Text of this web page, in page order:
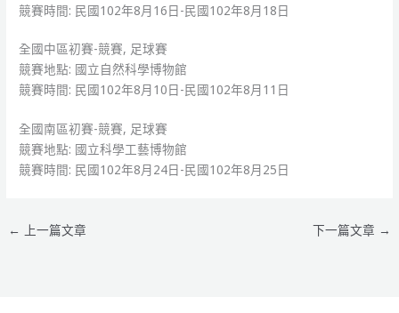
競賽時間: 民國102年8月16日-民國102年8月18日
全國中區初賽-競賽, 足球賽
競賽地點: 國立自然科學博物館
競賽時間: 民國102年8月10日-民國102年8月11日
全國南區初賽-競賽, 足球賽
競賽地點: 國立科學工藝博物館
競賽時間: 民國102年8月24日-民國102年8月25日
← 上一篇文章 下一篇文章 →